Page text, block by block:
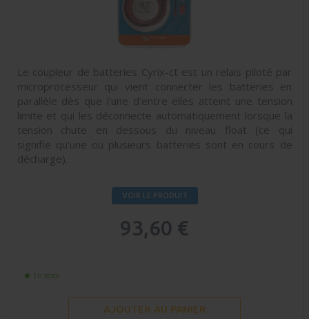
Le coupleur de batteries Cyrix-ct est un relais piloté par
microprocesseur qui vient connecter les batteries en
parallèle dès que l'une d'entre elles atteint une tension
limite et qui les déconnecte automatiquement lorsque la
tension chute en dessous du niveau float (ce qui
signifie qu'une ou plusieurs batteries sont en cours de
décharge).
VOIR LE PRODUIT
93,60 €
En stock
AJOUTER AU PANIER